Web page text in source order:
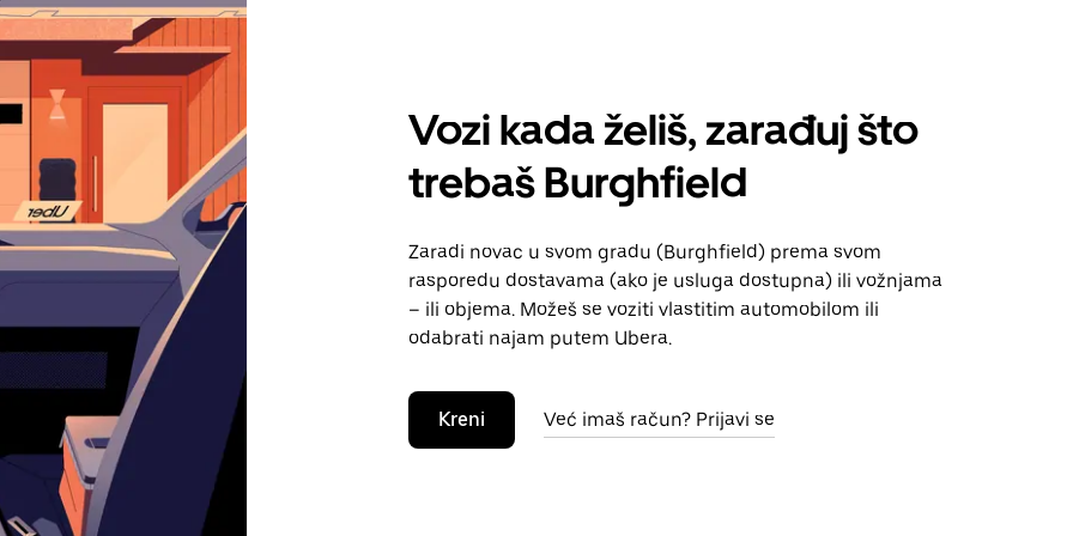
Vozi kada želiš, zarađuj što
trebaš Burghfield
Zaradi novac u svom gradu (Burghfield) prema svom
rasporedu dostavama (ako je usluga dostupna) ili vožnjama
– ili objema. Možeš se voziti vlastitim automobilom ili
odabrati najam putem Ubera.
Kreni Već imaš račun? Prijavi se